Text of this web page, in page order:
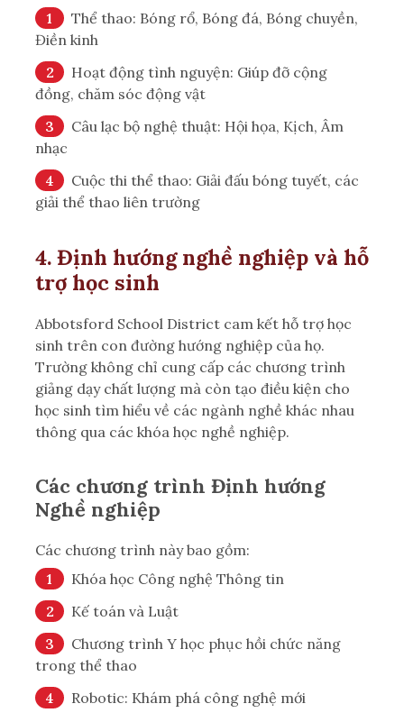
Thể thao: Bóng rổ, Bóng đá, Bóng chuyền,
Điền kinh
Hoạt động tình nguyện: Giúp đỡ cộng
đồng, chăm sóc động vật
Câu lạc bộ nghệ thuật: Hội họa, Kịch, Âm
nhạc
Cuộc thi thể thao: Giải đấu bóng tuyết, các
giải thể thao liên trường
4. Định hướng nghề nghiệp và hỗ
trợ học sinh
Abbotsford School District cam kết hỗ trợ học
sinh trên con đường hướng nghiệp của họ.
Trường không chỉ cung cấp các chương trình
giảng dạy chất lượng mà còn tạo điều kiện cho
học sinh tìm hiểu về các ngành nghề khác nhau
thông qua các khóa học nghề nghiệp.
Các chương trình Định hướng
Nghề nghiệp
Các chương trình này bao gồm:
Khóa học Công nghệ Thông tin
Kế toán và Luật
Chương trình Y học phục hồi chức năng
trong thể thao
Robotic: Khám phá công nghệ mới